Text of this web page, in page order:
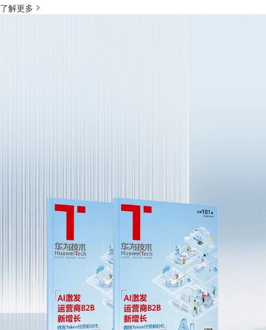
了解更多